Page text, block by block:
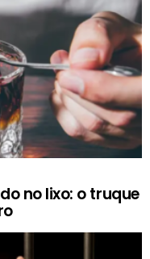
no lixo: o truque